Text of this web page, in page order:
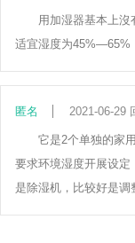
用加湿器基本上
适宜湿度为45%—65%
匿名 2021-06-29
它是2个单独的家
要求环境湿度开展设
是除湿机，比较好是